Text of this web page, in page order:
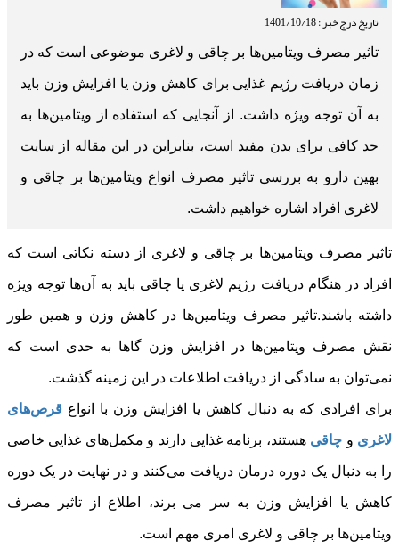
تاریخ درج خبر : 1401/10/18
تاثیر مصرف ویتامین‌ها بر چاقی و لاغری موضوعی است که در
زمان دریافت رژیم غذایی برای کاهش وزن یا افزایش وزن باید
به آن توجه ویژه داشت. از آنجایی که استفاده از ویتامین‌ها به
حد کافی برای بدن مفید است، بنابراین در این مقاله از سایت
بهین دارو به بررسی تاثیر مصرف انواع ویتامین‌ها بر چاقی و
لاغری افراد اشاره خواهیم داشت.
تاثیر مصرف ویتامین‌ها بر چاقی و لاغری از دسته نکاتی است که
افراد در هنگام دریافت رژیم لاغری یا چاقی باید به آن‌ها توجه ویژه
داشته باشند.تاثیر مصرف ویتامین‌ها در کاهش وزن و همین طور
نقش مصرف ویتامین‌ها در افزایش وزن گاها به حدی است که
نمی‌توان به سادگی از دریافت اطلاعات در این زمینه گذشت.
برای افرادی که به دنبال کاهش یا افزایش وزن با انواع قرص‌های
لاغری و چاقی هستند، برنامه غذایی دارند و مکمل‌های غذایی خاصی
را به دنبال یک دوره درمان دریافت می‌کنند و در نهایت در یک دوره
کاهش یا افزایش وزن به سر می برند، اطلاع از تاثیر مصرف
ویتامین‌ها بر چاقی و لاغری امری مهم است.